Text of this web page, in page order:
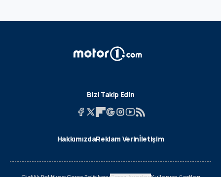
Bizi Takip Edin
HakkımızdaReklam Verinİletişim